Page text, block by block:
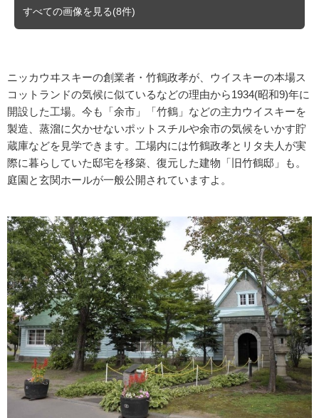
すべての画像を見る(8件)
ニッカウヰスキーの創業者・竹鶴政孝が、ウイスキーの本場ス
コットランドの気候に似ているなどの理由から1934(昭和9)年に
開設した工場。今も「余市」「竹鶴」などの主力ウイスキーを
製造、蒸溜に欠かせないポットスチルや余市の気候をいかす貯
蔵庫などを見学できます。工場内には竹鶴政孝とリタ夫人が実
際に暮らしていた邸宅を移築、復元した建物「旧竹鶴邸」も。
庭園と玄関ホールが一般公開されていますよ。